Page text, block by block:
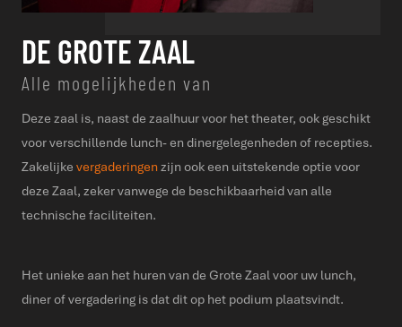
DE GROTE ZAAL
Alle mogelijkheden van
Deze zaal is, naast de zaalhuur voor het theater, ook geschikt
voor verschillende lunch- en dinergelegenheden of recepties.
Zakelijke vergaderingenzijn ook een uitstekende optie voor
deze Zaal, zeker vanwege de beschikbaarheid van alle
technische faciliteiten.
Het unieke aan het huren van de Grote Zaal voor uw lunch,
diner of vergadering is dat dit op het podium plaatsvindt.